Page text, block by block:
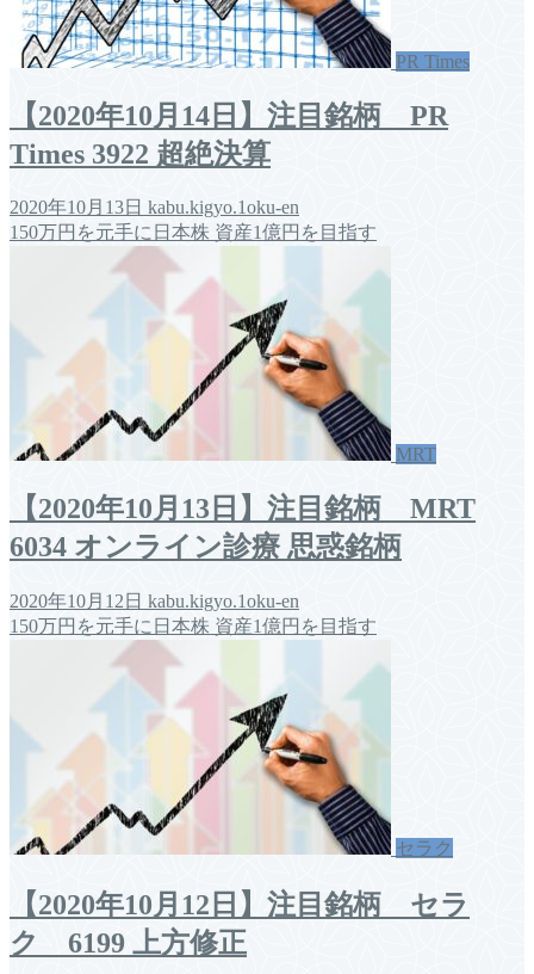
PR Times
【2020年10月14日】注目銘柄 PR
Times 3922 超絶決算
2020年10月13日 kabu.kigyo.1oku-en
150万円を元手に日本株 資産1億円を目指す
MRT
【2020年10月13日】注目銘柄 MRT
6034 オンライン診療 思惑銘柄
2020年10月12日 kabu.kigyo.1oku-en
150万円を元手に日本株 資産1億円を目指す
セラク
【2020年10月12日】注目銘柄 セラ
ク 6199 上方修正